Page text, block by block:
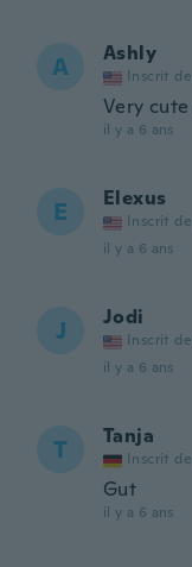
A Ashly
Inscrit
Very
il y a 6 ans
E Elexus
Inscrit
il y a 6 ans
J Jodi
Inscrit
il y a 6 ans
T Tanja
Inscrit
Gut
il y a 6 ans